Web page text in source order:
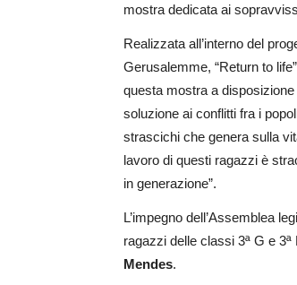
mostra dedicata ai
Realizzata all’interno del
Gerusalemme, “Return to
questa mostra a
soluzione ai conflitti fra i
strascichi che genera sulla
lavoro di questi ragazzi è
in generazione”.
L’impegno dell’Assemblea
ragazzi delle classi 3ª G e
Mendes.